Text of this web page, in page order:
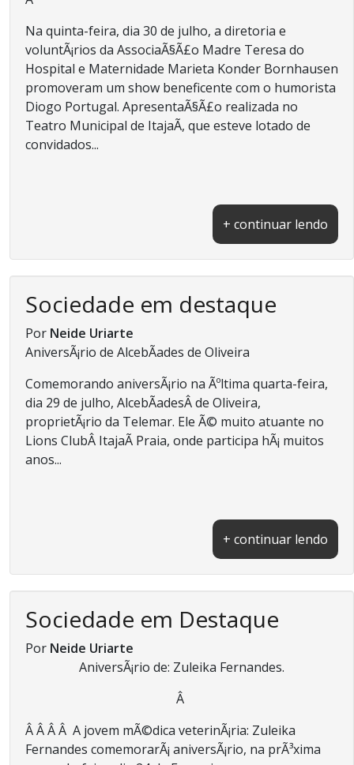
Na quinta-feira, dia 30 de julho, a diretoria e
voluntÃ¡rios da AssociaÃ§Ã£o Madre Teresa do
Hospital e Maternidade Marieta Konder Bornhausen
promoveram um show beneficente com o humorista
Diogo Portugal. ApresentaÃ§Ã£o realizada no
Teatro Municipal de ItajaÃ­, que esteve lotado de
convidados...
+ continuar lendo
Sociedade em destaque
Por Neide Uriarte
AniversÃ¡rio de AlcebÃ­ades de Oliveira
Comemorando aniversÃ¡rio na Ãºltima quarta-feira,
dia 29 de julho, AlcebÃ­adesÂ de Oliveira,
proprietÃ¡rio da Telemar. Ele Ã© muito atuante no
Lions ClubÂ ItajaÃ­ Praia, onde participa hÃ¡ muitos
anos...
+ continuar lendo
Sociedade em Destaque
Por Neide Uriarte
AniversÃ¡rio de: Zuleika Fernandes.
Â
Â Â Â Â A jovem mÃ©dica veterinÃ¡ria: Zuleika
Fernandes comemorarÃ¡ aniversÃ¡rio, na prÃ³xima